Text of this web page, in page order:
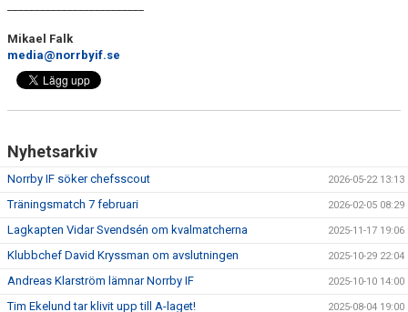
Mikael Falk
media@norrbyif.se
Nyhetsarkiv
Norrby IF söker chefsscout 2026-05-22 13:13
Träningsmatch 7 februari 2026-02-05 08:29
Lagkapten Vidar Svendsén om kvalmatcherna 2025-11-17 19:06
Klubbchef David Kryssman om avslutningen 2025-10-29 22:04
Andreas Klarström lämnar Norrby IF 2025-10-10 14:00
Tim Ekelund tar klivit upp till A-laget! 2025-08-04 19:00